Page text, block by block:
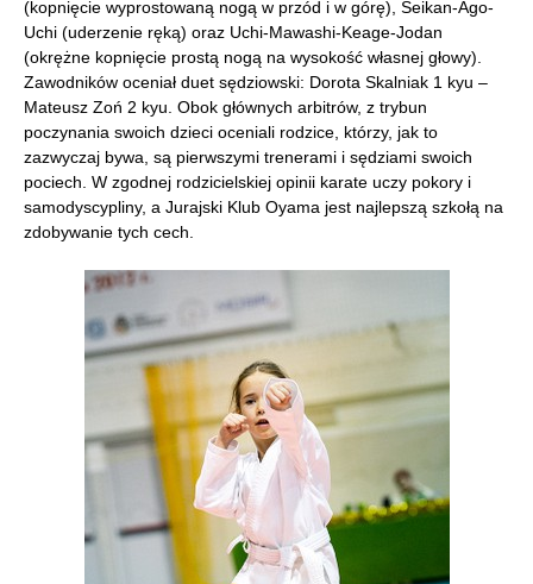
(kopnięcie wyprostowaną nogą w przód i w górę), Seikan-Ago-
Uchi (uderzenie ręką) oraz Uchi-Mawashi-Keage-Jodan
(okrężne kopnięcie prostą nogą na wysokość własnej głowy).
Zawodników oceniał duet sędziowski: Dorota Skalniak 1 kyu –
Mateusz Zoń 2 kyu. Obok głównych arbitrów, z trybun
poczynania swoich dzieci oceniali rodzice, którzy, jak to
zazwyczaj bywa, są pierwszymi trenerami i sędziami swoich
pociech. W zgodnej rodzicielskiej opinii karate uczy pokory i
samodyscypliny, a Jurajski Klub Oyama jest najlepszą szkołą na
zdobywanie tych cech.